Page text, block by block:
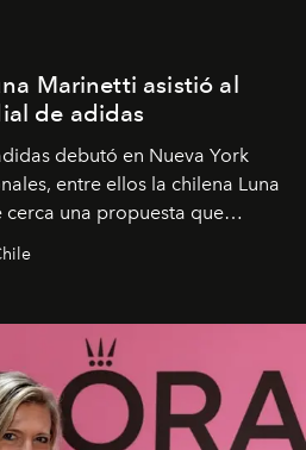
Marinetti asistió al
de adidas
debutó en Nueva York
entre ellos la chilena Luna
una propuesta que